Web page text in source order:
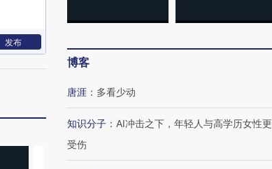
发布
博客
唐涯 ： 多看少动
知识分子 ： AI冲击之下，年轻人与高学历女性更
受伤